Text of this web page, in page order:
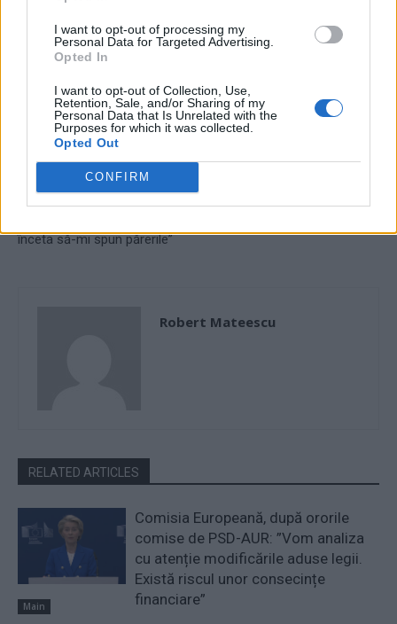
I want to opt-out of processing my
Personal Data for Targeted Advertising.
Opted In
I want to opt-out of Collection, Use,
Retention, Sale, and/or Sharing of my
Personal Data that Is Unrelated with the
Purposes for which it was collected.
Opted Out
CONFIRM
Articolul precedent
Celebra scriitoare J. K.
Rowling, autoarea seriei
„Harry Potter”, este
amenințată cu moartea de
înceta să-mi spun părerile”
preot, iar acela nu e adevăr
Robert Mateescu
RELATED ARTICLES
Main
Comisia Europeană, după ororile
comise de PSD-AUR: ”Vom analiza
cu atenție modificările aduse legii.
Există riscul unor consecințe
financiare”